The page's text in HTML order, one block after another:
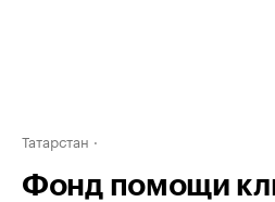
Татарстан
Фонд помощи